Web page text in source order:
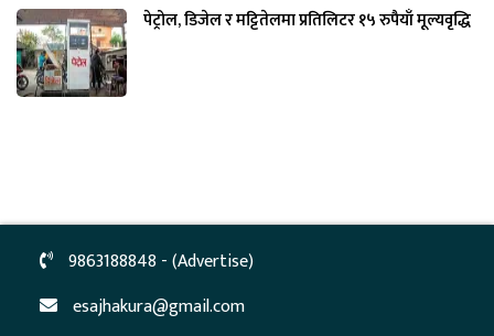
पेट्रोल, डिजेल र मट्टितेलमा प्रतिलिटर १५ रुपैयाँ मूल्यवृद्धि
9863188848 - (Advertise)
esajhakura@gmail.com